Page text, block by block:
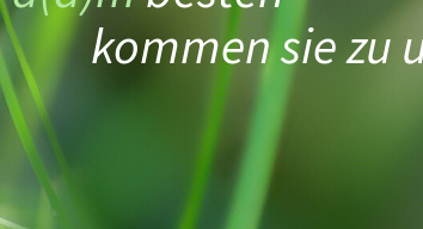
kommen sie zu